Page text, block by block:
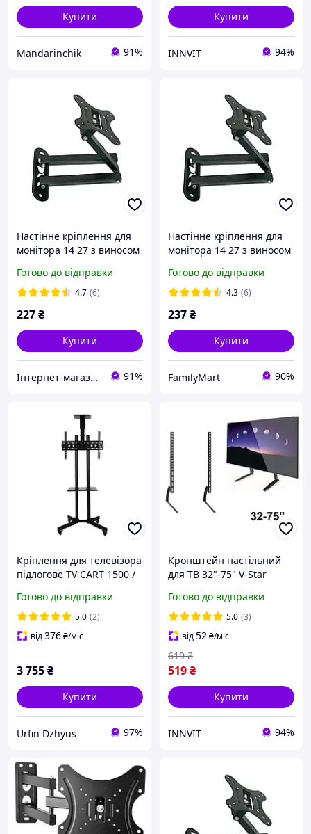
Купити
Mandarinchik 91%
Купити
INNVIT 94%
Настінне кріплення для
монітора 14 27 з виносом
Кронштейн для ТВ/
Поворотне кріплення для
Готово до відправки
4.7 (6)
227₴
Купити
Інтернет-магазин товарів для дому "ОптМісто" 91%
Настінне кріплення для
монітора 14 27 з виносом
Кронштейн для ТВ/
Поворотне кріплення для
Готово до відправки
4.3 (6)
237₴
Купити
FamilyMart 90%
Кріплення для телевізора
підлогове TV CART 1500 /
стійка тримач кронштейн
для ТВ
Готово до відправки
5.0 (2)
від376₴/міс
3 755₴
Купити
Urfin Dzhyus 97%
Кронштейн настільний
для ТВ 32"-75" V-Star
телевізора
Готово до відправки
5.0 (3)
від52₴/міс
519₴
619 ₴
Купити
INNVIT 94%